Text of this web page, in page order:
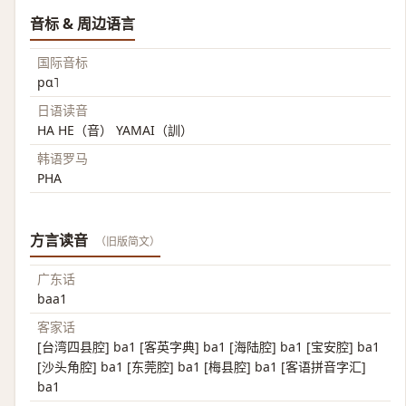
音标 & 周边语言
国际音标
pɑ˥
日语读音
HA HE（音） YAMAI（訓）
韩语罗马
PHA
方言读音 （旧版简文）
广东话
baa1
客家话
[台湾四县腔] ba1 [客英字典] ba1 [海陆腔] ba1 [宝安腔] ba1
[沙头角腔] ba1 [东莞腔] ba1 [梅县腔] ba1 [客语拼音字汇]
ba1